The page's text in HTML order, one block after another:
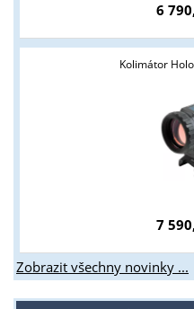
6
Kolimátor
7
Zobrazit všechny novinky ...
podnikatelům v oblasti